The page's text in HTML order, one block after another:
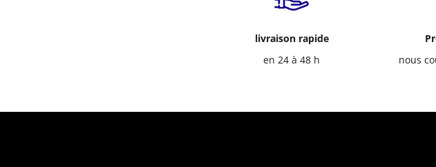
livraison rapide
en 24 à 48 h
nous